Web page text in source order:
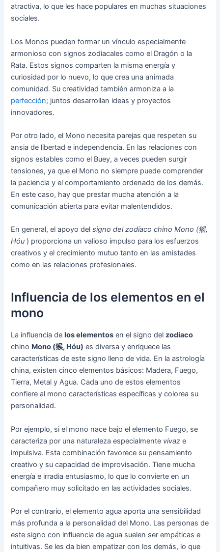
atractiva, lo que les hace populares en muchas situaciones
sociales.
Los Monos pueden formar un vínculo especialmente
armonioso con signos zodiacales como el Dragón o la
Rata. Estos signos comparten la misma energía y
curiosidad por lo nuevo, lo que crea una animada
comunidad. Su creatividad también armoniza a la
perfección; juntos desarrollan ideas y proyectos
innovadores.
Por otro lado, el Mono necesita parejas que respeten su
ansia de libertad e independencia. En las relaciones con
signos estables como el Buey, a veces pueden surgir
tensiones, ya que el Mono no siempre puede comprender
la paciencia y el comportamiento ordenado de los demás.
En este caso, hay que prestar mucha atención a la
comunicación abierta para evitar malentendidos.
En general, el apoyo delsigno del zodíaco chino Mono (猴,
Hóu ) proporciona un valioso impulso para los esfuerzos
creativos y el crecimiento mutuo tanto en las amistades
como en las relaciones profesionales.
Influencia de los elementos en el
mono
La influencia de los elementos en el signo delzodiaco
chino Mono (猴, Hóu) es diversa y enriquece las
características de este signo lleno de vida. En la astrología
china, existen cinco elementos básicos: Madera, Fuego,
Tierra, Metal y Agua. Cada uno de estos elementos
confiere al mono características específicas y colorea su
personalidad.
Por ejemplo, si el mono nace bajo el elemento Fuego, se
caracteriza por una naturaleza especialmente vivaz e
impulsiva. Esta combinación favorece su pensamiento
creativo y su capacidad de improvisación. Tiene mucha
energía e irradia entusiasmo, lo que lo convierte en un
compañero muy solicitado en las actividades sociales.
Por el contrario, el elemento agua aporta una sensibilidad
más profunda a la personalidad del Mono. Las personas de
este signo con influencia de agua suelen ser empáticas e
intuitivas. Se les da bien empatizar con los demás, lo que